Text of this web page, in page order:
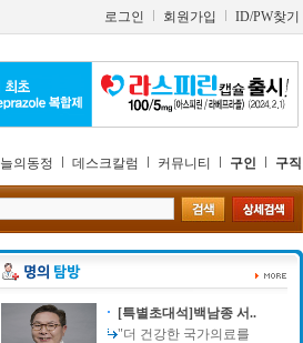
로그인 회원가입 ID/PW찾기
의동정 데스크칼럼 커뮤니티 구인 구직
[특별초대석]백남종 서..
"더 건강한 국가의료를